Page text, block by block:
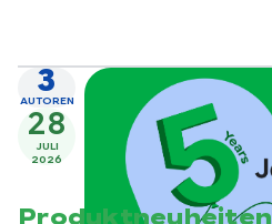
3
AUTOREN
28
JULI
2026
Produktneuheiten